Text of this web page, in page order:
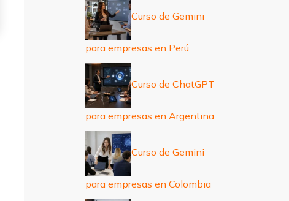
Curso de Gemini
para empresas en Perú
Curso de ChatGPT
para empresas en Argentina
Curso de Gemini
para empresas en Colombia